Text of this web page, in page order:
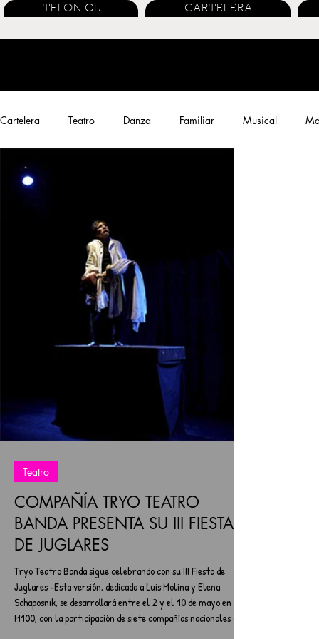
TELON.CL CARTELERA
Cartelera Teatro Danza Familiar Musical
Performance
COMPAÑÍA TRYO TEATRO
BANDA PRESENTA SU III FIESTA
DE JUGLARES
Tryo Teatro Banda sigue celebrando con su III Fiesta de
Juglares -Esta versión, dedicada a Luis Molina y Elena
Schaposnik, se desarrollará entre el 2 y el 10 de mayo en
M100, con la participación de siete compañías nacionales que
Teatro